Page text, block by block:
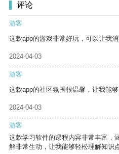
评论
游客
这款app的游戏非常好玩，可以让我消
2024-04-03
游客
这款app的社区氛围很温馨，让我能够
2024-04-03
游客
这款学习软件的课程内容非常丰富，
解非常生动，让我能够轻松理解知识点